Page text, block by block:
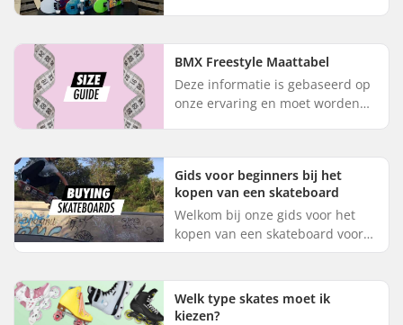
juiste skateboardmaat op basis
van s...
BMX Freestyle Maattabel
Deze informatie is gebaseerd op
onze ervaring en moet worden
gebaseerd op de leeftijd, ...
Gids voor beginners bij het
kopen van een skateboard
Welkom bij onze gids voor het
kopen van een skateboard voor
beginners. Met deze gids ben je
skateboard voor beginners te k...
Welk type skates moet ik
kiezen?